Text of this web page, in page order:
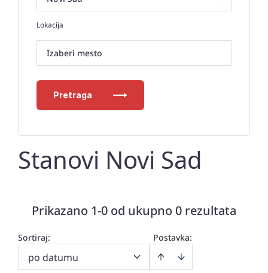
Lokacija
Izaberi mesto
Pretraga
Stanovi Novi Sad
Prikazano 1-0 od ukupno 0 rezultata
Postavka:
Sortiraj:
po datumu